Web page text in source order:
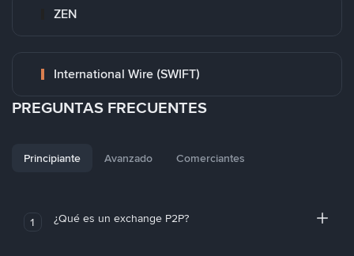
ZEN
International Wire (SWIFT)
PREGUNTAS FRECUENTES
Principiante Avanzado Comerciantes
1 ¿Qué es un exchange P2P?